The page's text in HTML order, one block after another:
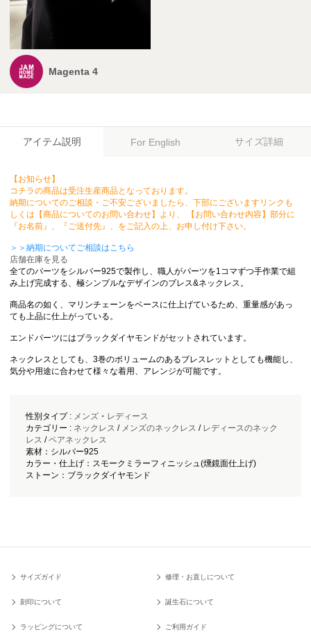
Magenta 4
アイテム説明 For English サイズ詳細
【お知らせ】
コチラの商品は受注生産商品となっております。
納期についてのご相談・ご不安ございましたら、下部にございますリンクも
しくは【商品についてのお問い合わせ】より、 【お問い合わせ内容】部分に
『お名前』、『ご送付先』、をご記入の上、お申し付け下さい。
＞＞納期についてご相談はこちら
店舗在庫を見る
全てのパーツをシルバー925で製作し、職人がパーツを1コマずつ手作業で組
み上げ完成する、極シンプルなデザインのブレス&ネックレス。
商品名の如く、マリンチェーンをベースに仕上げているため、重量感があっ
ても上品に仕上がっている。
エンドパーツにはブラックダイヤモンドがセットされています。
ネックレスとしても、3巻のボリュームのあるブレスレットとしても機能し、
気分や用途に合わせて様々な着用、アレンジが可能です。
性別タイプ : メンズ・ レディース
カテゴリー : ネックレス / メンズのネックレス / レディースのネック
レス /ペアネックレス
素材：シルバー925
カラー・仕上げ：スモークミラーフィニッシュ(燻鏡面仕上げ)
ストーン：ブラックダイヤモンド
サイズガイド 修理・お直しについて
刻印について 誕生石について
ラッピングについて ご利用ガイド